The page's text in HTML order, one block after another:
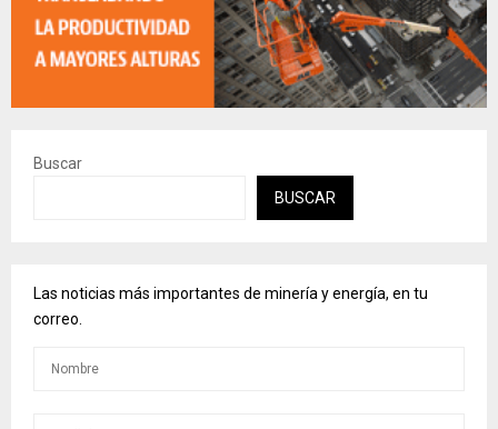
Buscar
BUSCAR
Las noticias más importantes de minería y energía, en tu
correo.